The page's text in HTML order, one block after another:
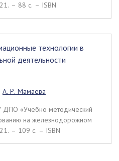
– 88 c. – ISBN
технологии в
деятельности
А. Р. Мамаева
ДПО «Учебно методический
на железнодорожном
– 109 c. – ISBN